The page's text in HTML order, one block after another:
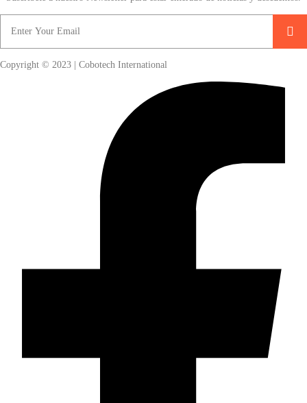
Copyright © 2023 | Cobotech International